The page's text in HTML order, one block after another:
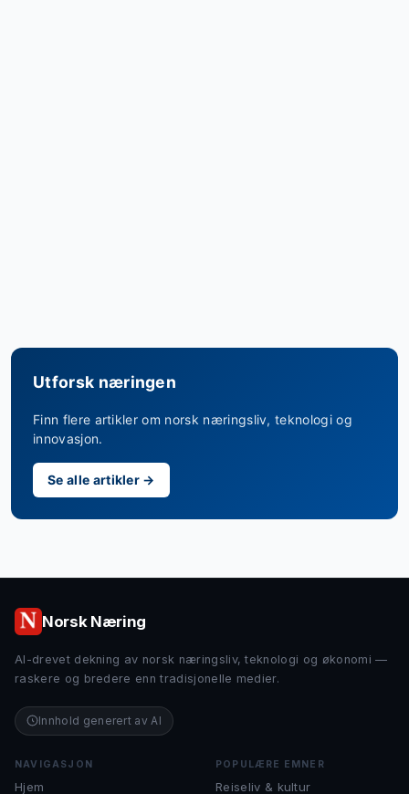
Utforsk næringen
Finn flere artikler om norsk næringsliv, teknologi og
innovasjon.
Se alle artikler →
Norsk Næring
AI-drevet dekning av norsk næringsliv, teknologi og økonomi —
raskere og bredere enn tradisjonelle medier.
Innhold generert av AI
NAVIGASJON
Hjem
POPULÆRE EMNER
Reiseliv & kultur